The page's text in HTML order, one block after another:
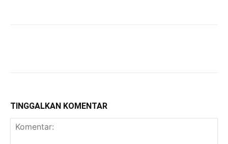
TINGGALKAN KOMENTAR